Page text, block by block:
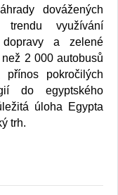
dovážených
využívání
dopravy a zelené
2 000 autobusů
pokročilých
do egyptského
úloha Egypta
trh.